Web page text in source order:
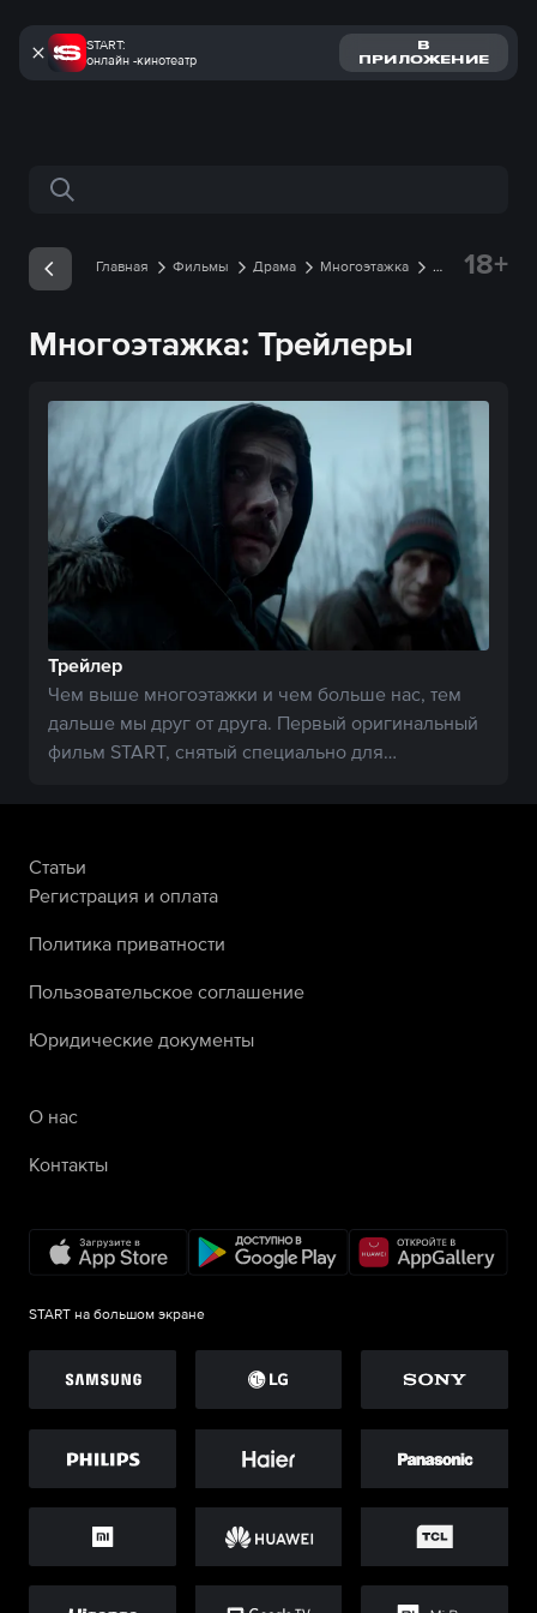
START:
онлайн -кинотеатр
В
ПРИЛОЖЕНИЕ
Поиск по сайту
Главная Фильмы Драма
Многоэтажка
18+
Многоэтажка: Трейлеры
Трейлер
Чем выше многоэтажки и чем больше нас, тем
дальше мы друг от друга. Первый оригинальный
фильм START, снятый специально для
Статьи
Регистрация и оплата
Политика приватности
Пользовательское соглашение
Юридические документы
О нас
Контакты
START на большом экране